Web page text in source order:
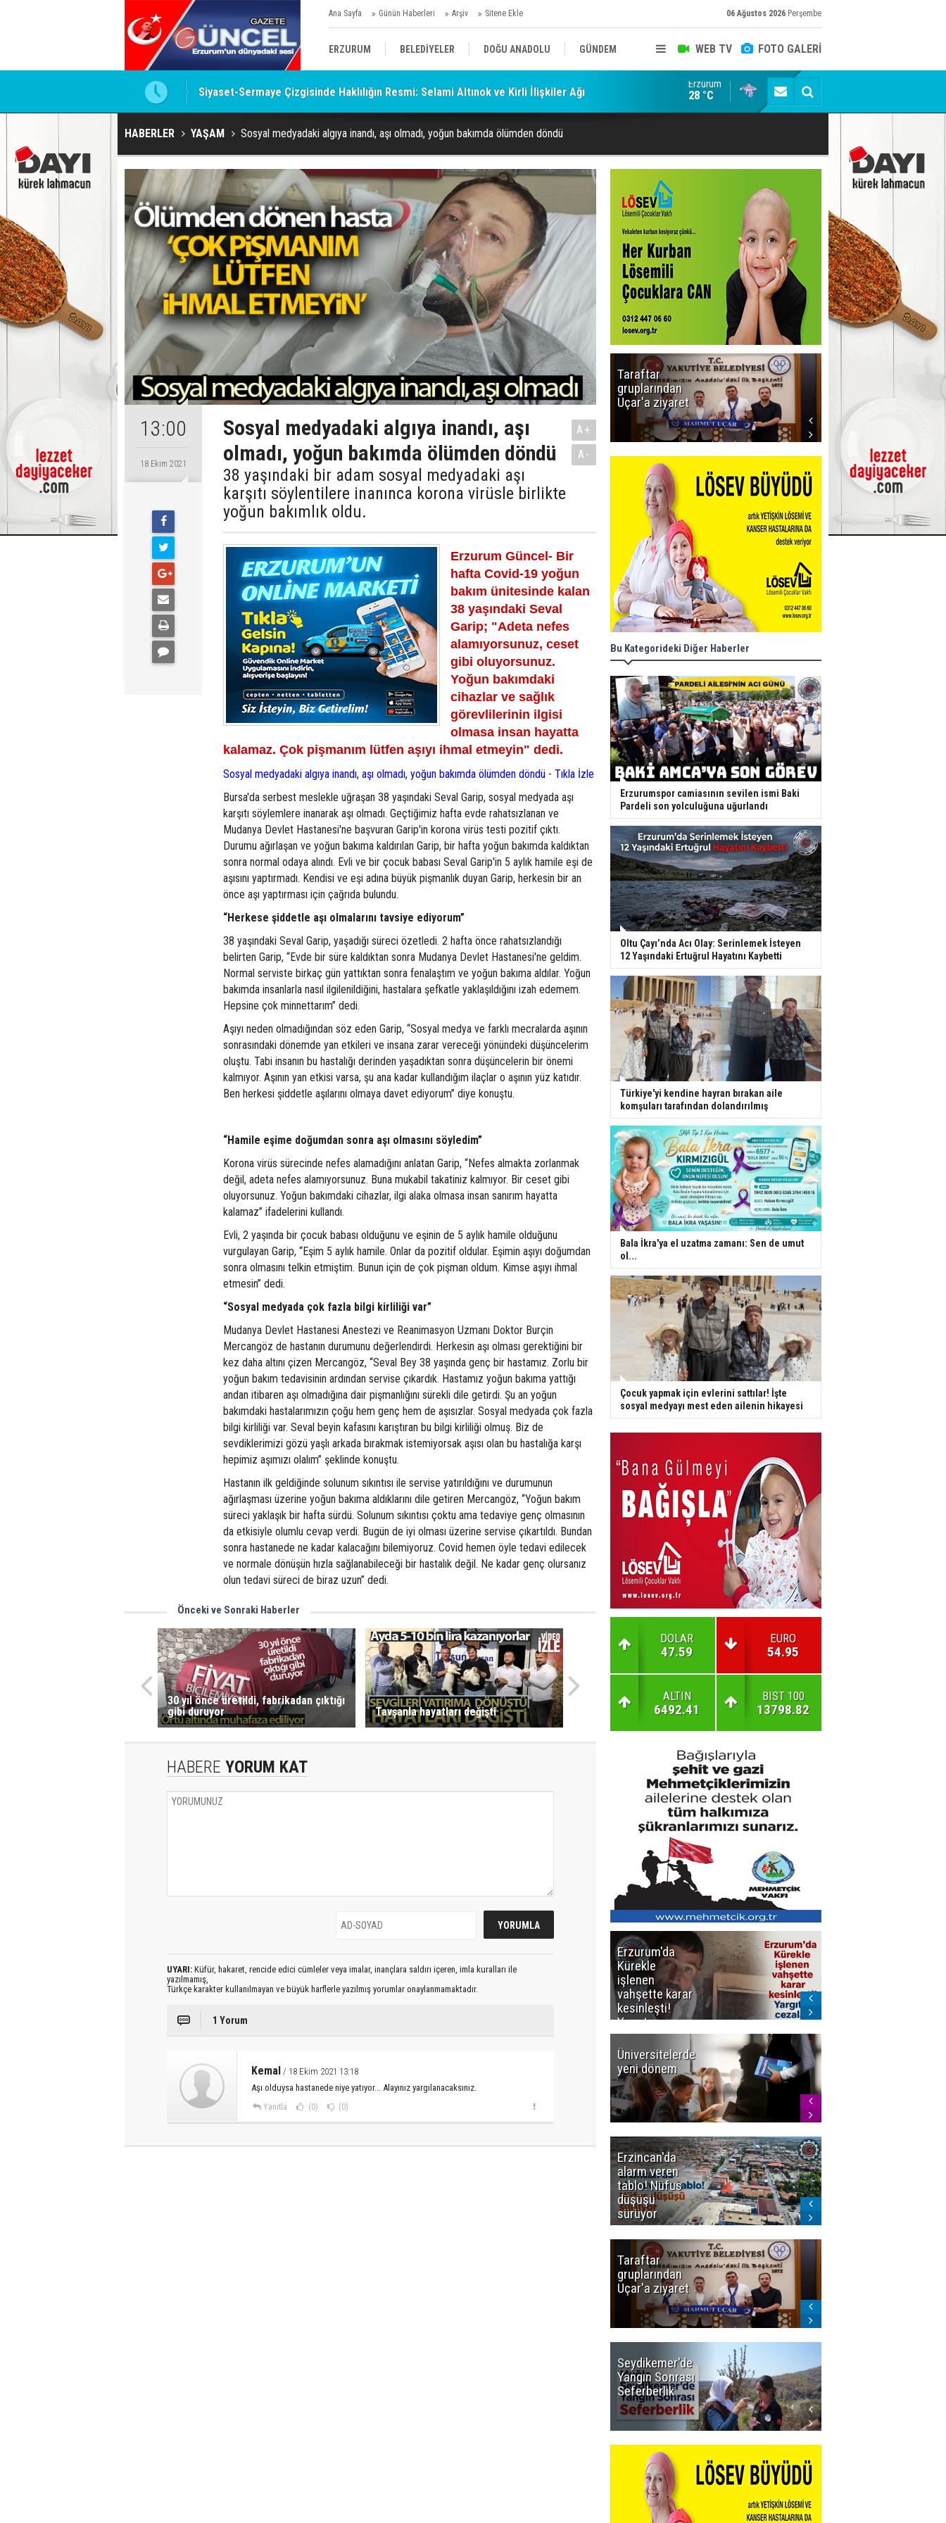
Ana Sayfa Günün Haberleri Arşiv Sitene Ekle 06 Ağustos 2026 Perşembe
WEB TV FOTO GALERİ
ERZURUM BELEDİYELER DOĞU ANADOLU GÜNDEM
SİYASET AFAD/ SAVAŞ SPOR
KÜLTÜR/SANAT//MAĞAZİN BODRUM
Siyaset-Sermaye Çizgisinde Haklılığın Resmi: Selami Altınok ve Kirli İlişkiler Ağı Taraftar gruplarından Uçar'a ziyaret
Erzurum
28 °C
HABERLER YAŞAM Sosyal medyadaki algıya inandı, aşı olmadı, yoğun bakımda ölümden döndü
13:00
18 Ekim 2021
Sosyal medyadaki algıya inandı, aşı
olmadı, yoğun bakımda ölümden döndü
38 yaşındaki bir adam sosyal medyadaki aşı
karşıtı söylentilere inanınca korona virüsle birlikte
yoğun bakımlık oldu.
A+
A-
Erzurum Güncel- Bir
hafta Covid-19 yoğun
bakım ünitesinde kalan
38 yaşındaki Seval
Garip; "Adeta nefes
alamıyorsunuz, ceset
gibi oluyorsunuz.
Yoğun bakımdaki
cihazlar ve sağlık
görevlilerinin ilgisi
olmasa insan hayatta
kalamaz. Çok pişmanım lütfen aşıyı ihmal etmeyin" dedi.
Sosyal medyadaki algıya inandı, aşı olmadı, yoğun bakımda ölümden döndü - Tıkla İzle
Bursa'da serbest meslekle uğraşan 38 yaşındaki Seval Garip, sosyal medyada aşı
karşıtı söylemlere inanarak aşı olmadı. Geçtiğimiz hafta evde rahatsızlanan ve
Mudanya Devlet Hastanesi'ne başvuran Garip'in korona virüs testi pozitif çıktı.
Durumu ağırlaşan ve yoğun bakıma kaldırılan Garip, bir hafta yoğun bakımda kaldıktan
sonra normal odaya alındı. Evli ve bir çocuk babası Seval Garip'in 5 aylık hamile eşi de
aşısını yaptırmadı. Kendisi ve eşi adına büyük pişmanlık duyan Garip, herkesin bir an
önce aşı yaptırması için çağrıda bulundu.
“Herkese şiddetle aşı olmalarını tavsiye ediyorum”
38 yaşındaki Seval Garip, yaşadığı süreci özetledi. 2 hafta önce rahatsızlandığı
belirten Garip, “Evde bir süre kaldıktan sonra Mudanya Devlet Hastanesi'ne geldim.
Normal serviste birkaç gün yattıktan sonra fenalaştım ve yoğun bakıma aldılar. Yoğun
bakımda insanlarla nasıl ilgilenildiğini, hastalara şefkatle yaklaşıldığını izah edemem.
Hepsine çok minnettarım” dedi.
Aşıyı neden olmadığından söz eden Garip, “Sosyal medya ve farklı mecralarda aşının
sonrasındaki dönemde yan etkileri ve insana zarar vereceği yönündeki düşüncelerim
oluştu. Tabi insanın bu hastalığı derinden yaşadıktan sonra düşüncelerin bir önemi
kalmıyor. Aşının yan etkisi varsa, şu ana kadar kullandığım ilaçlar o aşının yüz katıdır.
Ben herkesi şiddetle aşılarını olmaya davet ediyorum” diye konuştu.
“Hamile eşime doğumdan sonra aşı olmasını söyledim”
Korona virüs sürecinde nefes alamadığını anlatan Garip, “Nefes almakta zorlanmak
değil, adeta nefes alamıyorsunuz. Buna mukabil takatiniz kalmıyor. Bir ceset gibi
oluyorsunuz. Yoğun bakımdaki cihazlar, ilgi alaka olmasa insan sanırım hayatta
kalamaz” ifadelerini kullandı.
Evli, 2 yaşında bir çocuk babası olduğunu ve eşinin de 5 aylık hamile olduğunu
vurgulayan Garip, “Eşim 5 aylık hamile. Onlar da pozitif oldular. Eşimin aşıyı doğumdan
sonra olmasını telkin etmiştim. Bunun için de çok pişman oldum. Kimse aşıyı ihmal
etmesin” dedi.
“Sosyal medyada çok fazla bilgi kirliliği var”
Mudanya Devlet Hastanesi Anestezi ve Reanimasyon Uzmanı Doktor Burçin
Mercangöz de hastanın durumunu değerlendirdi. Herkesin aşı olması gerektiğini bir
kez daha altını çizen Mercangöz, “Seval Bey 38 yaşında genç bir hastamız. Zorlu bir
yoğun bakım tedavisinin ardından servise çıkardık. Hastamız yoğun bakıma yattığı
andan itibaren aşı olmadığına dair pişmanlığını sürekli dile getirdi. Şu an yoğun
bakımdaki hastalarımızın çoğu hem genç hem de aşısızlar. Sosyal medyada çok fazla
bilgi kirliliği var. Seval beyin kafasını karıştıran bu bilgi kirliliği olmuş. Biz de
sevdiklerimizi gözü yaşlı arkada bırakmak istemiyorsak aşısı olan bu hastalığa karşı
hepimiz aşımızı olalım” şeklinde konuştu.
Hastanın ilk geldiğinde solunum sıkıntısı ile servise yatırıldığını ve durumunun
ağırlaşması üzerine yoğun bakıma aldıklarını dile getiren Mercangöz, “Yoğun bakım
süreci yaklaşık bir hafta sürdü. Solunum sıkıntısı çoktu ama tedaviye genç olmasının
da etkisiyle olumlu cevap verdi. Bugün de iyi olması üzerine servise çıkartıldı. Bundan
sonra hastanede ne kadar kalacağını bilemiyoruz. Covid hemen öyle tedavi edilecek
ve normale dönüşün hızla sağlanabileceği bir hastalık değil. Ne kadar genç olursanız
olun tedavi süreci de biraz uzun” dedi.
Önceki ve Sonraki Haberler
30 yıl önce üretildi, fabrikadan çıktığı
gibi duruyor
Tavşanla hayatları değişti
HABERE YORUM KAT
UYARI: Küfür, hakaret, rencide edici cümleler veya imalar, inançlara saldırı içeren, imla kuralları ile
yazılmamış,
Türkçe karakter kullanılmayan ve büyük harflerle yazılmış yorumlar onaylanmamaktadır.
1 Yorum
Kemal / 18 Ekim 2021 13:18
Aşı olduysa hastanede niye yatıyor... Alayınız yargılanacaksınız.
Yanıtla (0) (0)
Taraftar
gruplarından
Uçar'a ziyaret
başlıyor! İlk
düdük Bolu'da
çalacak
Bu Kategorideki Diğer Haberler
Erzurumspor camiasının sevilen ismi Baki
Pardeli son yolculuğuna uğurlandı
Oltu Çayı’nda Acı Olay: Serinlemek İsteyen
12 Yaşındaki Ertuğrul Hayatını Kaybetti
Türkiye'yi kendine hayran bırakan aile
komşuları tarafından dolandırılmış
Bala İkra'ya el uzatma zamanı: Sen de umut
ol...
Çocuk yapmak için evlerini sattılar! İşte
sosyal medyayı mest eden ailenin hikayesi
DOLAR
47.59
EURO
54.95
ALTIN
6492.41
BIST 100
13798.82
Erzurum'da
Kürekle
işlenen
vahşette karar
kesinleşti!
Yargıtay
cezaları onadı
Üniversitelerde
yeni dönem
Erzincan'da
alarm veren
tablo! Nüfus
düşüşü
sürüyor
Taraftar
gruplarından
Uçar'a ziyaret
Seydikemer'de
Yangın Sonrası
Seferberlik